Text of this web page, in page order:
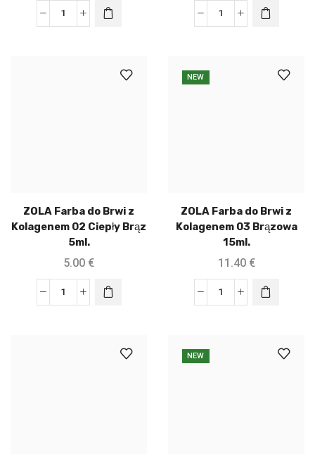
ZOLA Farba do Brwi z
Kolagenem 02 Ciepły Brąz
5ml.
5.00 €
NEW
ZOLA Farba do Brwi z
Kolagenem 03 Brązowa
15ml.
11.40 €
NEW